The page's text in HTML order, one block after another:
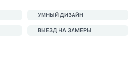
УМНЫЙ ДИЗАЙН
ВЫЕЗД НА ЗАМЕРЫ